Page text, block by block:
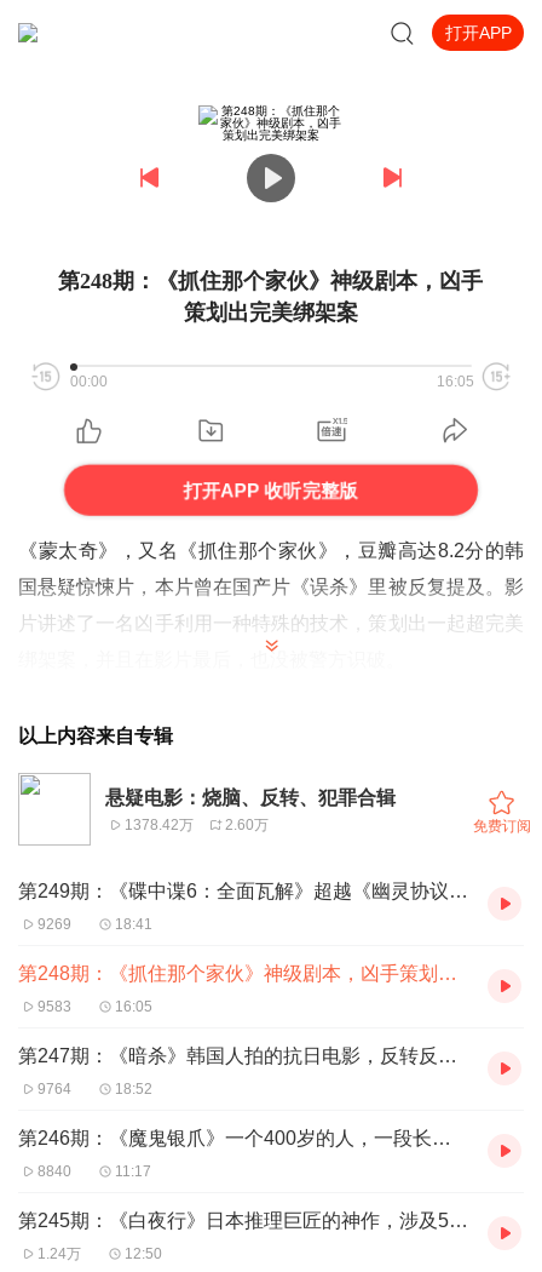
打开APP
第248期：《抓住那个家伙》神级剧本，凶手
策划出完美绑架案
00:00 16:05
打开APP 收听完整版
《蒙太奇》，又名《抓住那个家伙》，豆瓣高达8.2分的韩
国悬疑惊悚片，本片曾在国产片《误杀》里被反复提及。影
片讲述了一名凶手利用一种特殊的技术，策划出一起超完美
以上内容来自专辑
悬疑电影：烧脑、反转、犯罪合辑
1378.42万 2.60万 免费订阅
第249期：《碟中谍6：全面瓦解》超越《幽灵协议》的最强系列片
9269 18:41
第248期：《抓住那个家伙》神级剧本，凶手策划出完美绑架案
9583 16:05
第247期：《暗杀》韩国人拍的抗日电影，反转反转再反转
9764 18:52
第246期：《魔鬼银爪》一个400岁的人，一段长生不老之谜
8840 11:17
第245期：《白夜行》日本推理巨匠的神作，涉及5起机关算尽的谋杀案
1.24万 12:50